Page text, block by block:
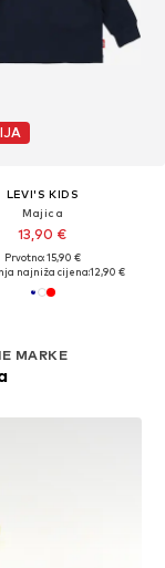
MARKE
LEVI'S KIDS
Majica
13,90 €
Prvotno: 15,90 €
najniža cijena:12,90 €